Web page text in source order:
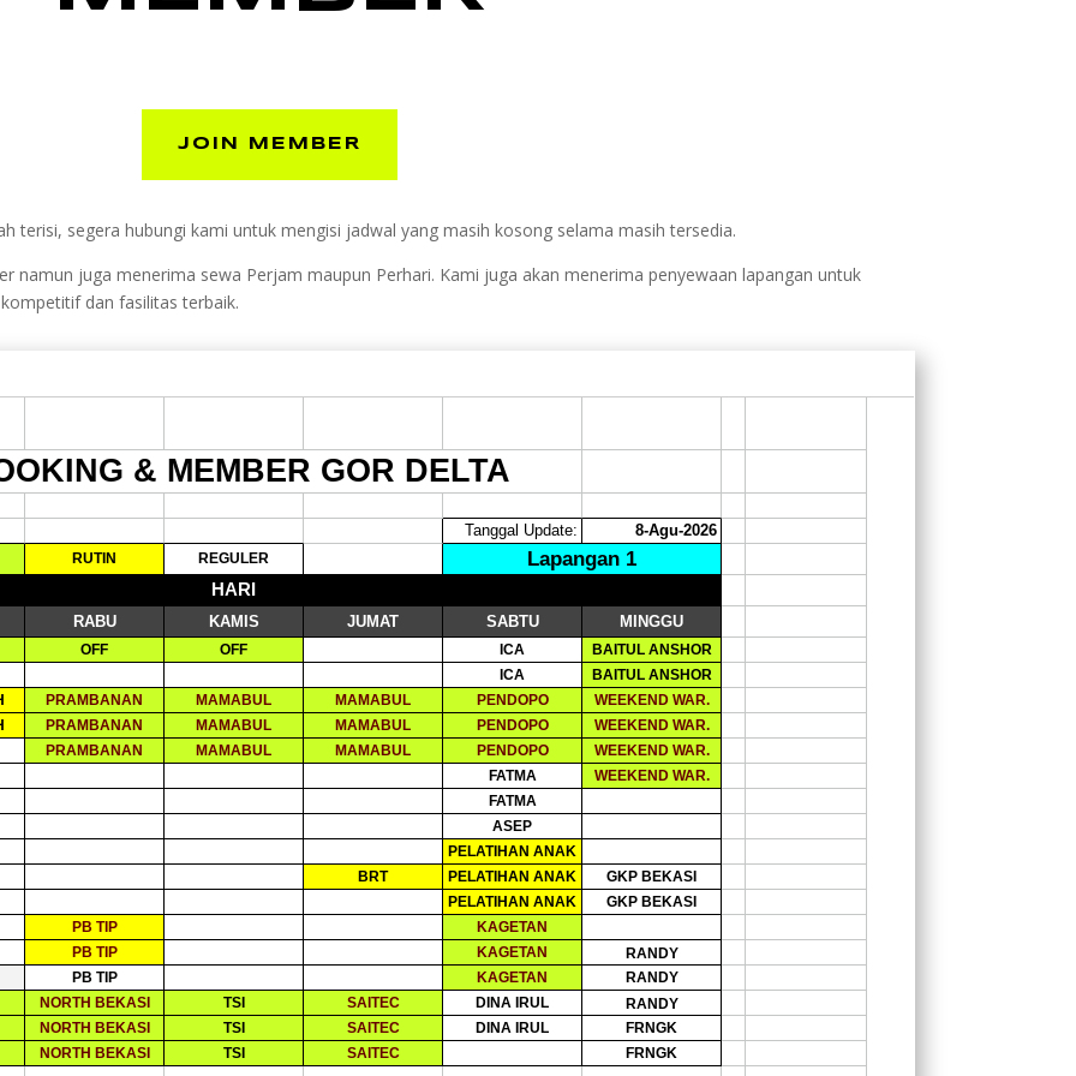
JOIN MEMBER
terisi, segera hubungi kami untuk mengisi jadwal yang masih kosong selama masih tersedia.
namun juga menerima sewa Perjam maupun Perhari. Kami juga akan menerima penyewaan lapangan untuk
dan fasilitas terbaik.